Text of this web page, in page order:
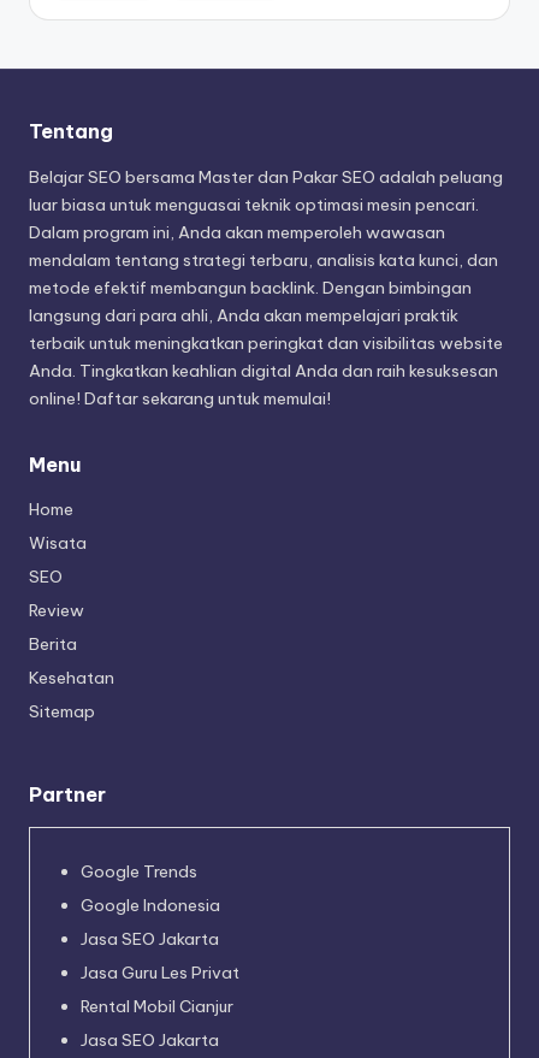
Tentang
Belajar SEO bersama Master dan Pakar SEO adalah peluang
luar biasa untuk menguasai teknik optimasi mesin pencari.
Dalam program ini, Anda akan memperoleh wawasan
mendalam tentang strategi terbaru, analisis kata kunci, dan
metode efektif membangun backlink. Dengan bimbingan
langsung dari para ahli, Anda akan mempelajari praktik
terbaik untuk meningkatkan peringkat dan visibilitas website
Anda. Tingkatkan keahlian digital Anda dan raih kesuksesan
online! Daftar sekarang untuk memulai!
Menu
Home
Wisata
SEO
Review
Berita
Kesehatan
Sitemap
Partner
Google Trends
Google Indonesia
Jasa SEO Jakarta
Jasa Guru Les Privat
Rental Mobil Cianjur
Jasa SEO Jakarta